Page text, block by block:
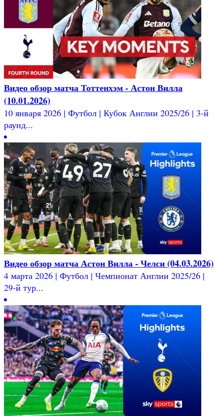
Видео обзор матча Тоттенхэм - Астон Вилла
(10.01.2026)
10 января 2026 | Футбол | Кубок Англии 2025/26 | 3-й
раунд...
Видео обзор матча Астон Вилла - Челси (04.03.2026)
4 марта 2026 | Футбол | Чемпионат Англии 2025/26 |
29-й тур...